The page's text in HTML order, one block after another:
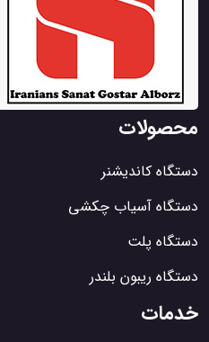
محصولات
دستگاه کاندیشنر
دستگاه آسیاب چکشی
دستگاه پلت
دستگاه ریبون بلندر
خدمات